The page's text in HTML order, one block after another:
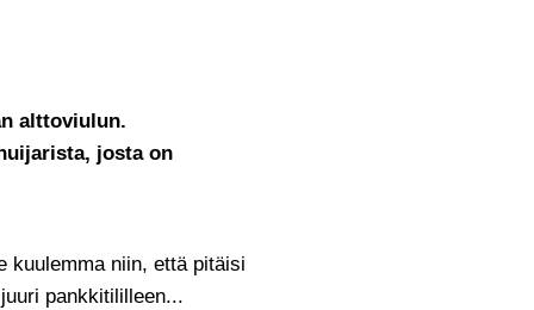
alttoviulun.
josta on
kuulemma niin, että pitäisi
pankkitililleen...